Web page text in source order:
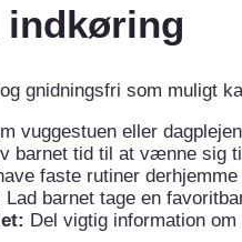
gnidningsfri som muligt
vuggestuen eller
barnet tid til at vænne sig
faste rutiner
Lad barnet tage en
Del vigtig information